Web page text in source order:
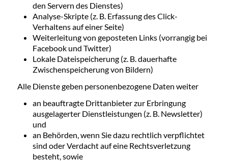
den Servern des Dienstes)
Analyse-Skripte (z. B. Erfassung des Click-
Verhaltens auf einer Seite)
Weiterleitung von geposteten Links (vorrangig bei
Facebook und Twitter)
Lokale Dateispeicherung (z. B. dauerhafte
Zwischenspeicherung von Bildern)
Alle Dienste geben personenbezogene Daten weiter
an beauftragte Drittanbieter zur Erbringung
ausgelagerter Dienstleistungen (z. B. Newsletter)
und
an Behörden, wenn Sie dazu rechtlich verpflichtet
sind oder Verdacht auf eine Rechtsverletzung
besteht, sowie